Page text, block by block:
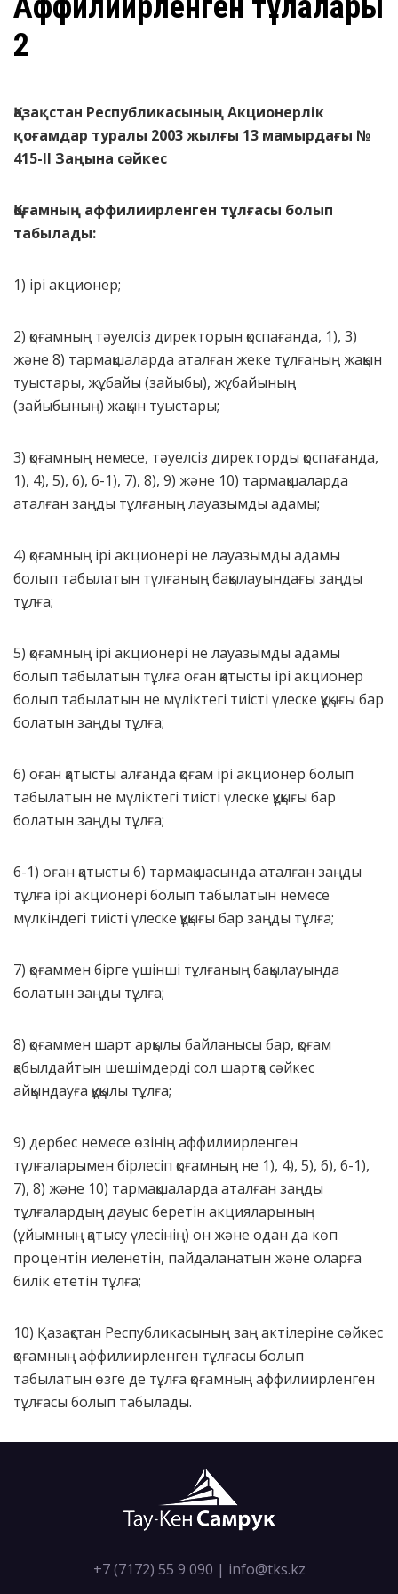
2
Қазақстан Республикасының Акционерлік
қоғамдар туралы 2003жылғы 13 мамырдағы №
415-II Заңына сәйкес
Қоғамның аффилиирленген тұлғасы болып
табылады:
1) iрi акционер;
2) қоғамның тәуелсіз директорын қоспағанда, 1), 3)
және 8) тармақшаларда аталған жеке тұлғаның жақын
туыстары, жұбайы (зайыбы), жұбайының
(зайыбының) жақын туыстары;
3) қоғамның немесе, тәуелсіз директорды қоспағанда,
1), 4), 5), 6), 6-1), 7), 8), 9) және 10) тармақшаларда
аталған заңды тұлғаның лауазымды адамы;
4) қоғамның iрi акционерi не лауазымды адамы
болып табылатын тұлғаның бақылауындағы заңды
тұлға;
5) қоғамның iрi акционерi не лауазымды адамы
болып табылатын тұлға оған қатысты iрi акционер
болып табылатын не мүлiктегi тиiстi үлеске құқығы бар
болатын заңды тұлға;
6) оған қатысты алғанда қоғам iрi акционер болып
табылатын не мүлiктегi тиiстi үлеске құқығы бар
болатын заңды тұлға;
6-1) оған қатысты 6) тармақшасында аталған заңды
тұлға iрi акционері болып табылатын немесе
мүлкіндегі тиiстi үлеске құқығы бар заңды тұлға;
7) қоғаммен бiрге үшiншi тұлғаның бақылауында
болатын заңды тұлға;
8) қоғаммен шарт арқылы байланысы бар, қоғам
қабылдайтын шешiмдердi сол шартқа сәйкес
айқындауға құқылы тұлға;
9) дербес немесе өзiнiң аффилиирленген
тұлғаларымен бiрлесiп қоғамның не 1), 4), 5), 6), 6-1),
7), 8) және 10) тармақшаларда аталған заңды
тұлғалардың дауыс беретiн акцияларының
(ұйымның қатысу үлесінің) он және одан да көп
процентiн иеленетiн, пайдаланатын және оларға
билiк ететiн тұлға;
10) Қазақстан Республикасының заң актiлерiне сәйкес
қоғамның аффилиирленген тұлғасы болып
табылатын өзге де тұлға қоғамның аффилиирленген
тұлғасы болып табылады.
+7 (7172) 55 9 090 | info@tks.kz